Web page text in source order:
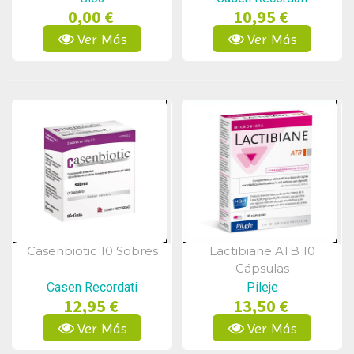
0,00 €
Ver Más
10,95 €
Ver Más
Vista Rápida
Casenbiotic 10 Sobres
Casen Recordati
12,95 €
Ver Más
Vista Rápida
Lactibiane ATB 10
Cápsulas
Pileje
13,50 €
Ver Más